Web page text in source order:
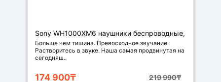
Sony WH1000XM6 наушники беспроводные,
цвет серебристый
Больше чем тишина. Превосходное звучание.
Растворитесь в звуке. Наша самая продвинутая на
сегодняш..
219 990₸
174 900₸